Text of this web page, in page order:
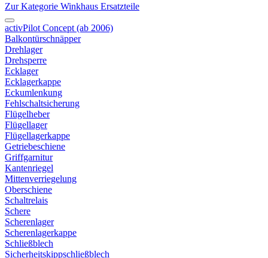
Zur Kategorie Winkhaus Ersatzteile
activPilot Concept (ab 2006)
Balkontürschnäpper
Drehlager
Drehsperre
Ecklager
Ecklagerkappe
Eckumlenkung
Fehlschaltsicherung
Flügelheber
Flügellager
Flügellagerkappe
Getriebeschiene
Griffgarnitur
Kantenriegel
Mittenverriegelung
Oberschiene
Schaltrelais
Schere
Scherenlager
Scherenlagerkappe
Schließblech
Sicherheitskippschließblech